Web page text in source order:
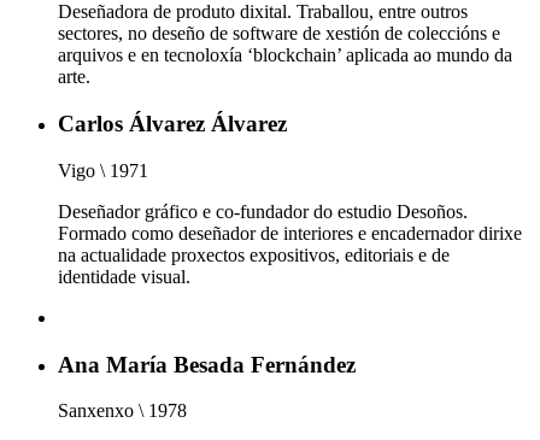
Deseñadora de produto dixital. Traballou, entre outros
sectores, no deseño de software de xestión de coleccións e
arquivos e en tecnoloxía ‘blockchain’ aplicada ao mundo da
arte.
Carlos Álvarez Álvarez
Vigo \ 1971
Deseñador gráfico e co-fundador do estudio Desoños.
Formado como deseñador de interiores e encadernador dirixe
na actualidade proxectos expositivos, editoriais e de
identidade visual.
Ana María Besada Fernández
Sanxenxo \ 1978